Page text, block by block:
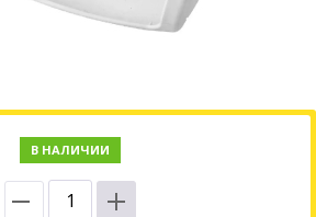
В НАЛИЧИИ